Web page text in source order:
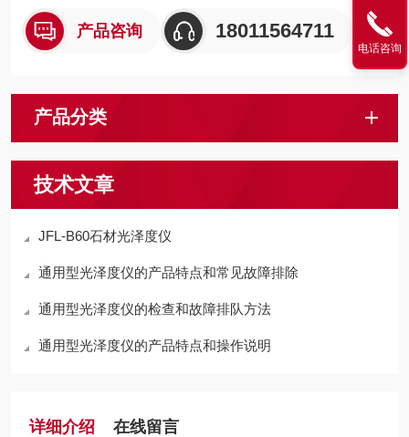
产品咨询 18011564711
产品分类
技术文章
JFL-B60石材光泽度仪
通用型光泽度仪的产品特点和常见故障排除
通用型光泽度仪的检查和故障排队方法
通用型光泽度仪的产品特点和操作说明
详细介绍 在线留言
电话咨询